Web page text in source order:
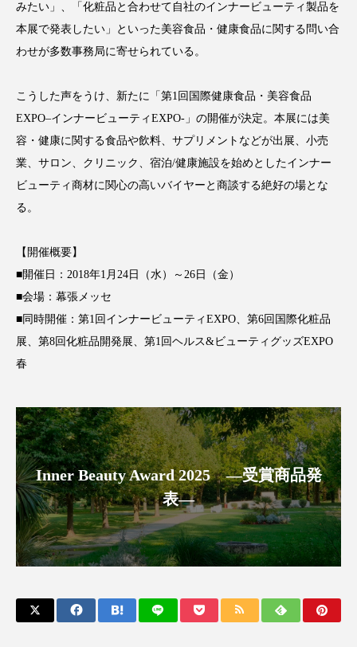
インナービューティーアワード2025受賞商品
ウェルビーイング エイジングケア
エクソソーム オーガニック オゾン
クルエルティフリー
クローズアップ
コルチゾール サステナビリティ
サステナブル美容 サプライチェーン
サプリ サロンクレンジング サロン戦略
サロン経営 サロン連略 シャネル
スカルプ クレンジング 頻度 スカルプケア
スキンケア スキンケア 習慣
みたい」、「化粧品と合わせて自社のインナービューティ製品を
本展で発表したい」といった美容食品・健康食品に関する問い合
わせが多数事務局に寄せられている。
こうした声をうけ、新たに「第1回国際健康食品・美容食品
EXPO–インナービューティEXPO-」の開催が決定。本展には美
容・健康に関する食品や飲料、サプリメントなどが出展、小売
業、サロン、クリニック、宿泊/健康施設を始めとしたインナー
ビューティ商材に関心の高いバイヤーと商談する絶好の場とな
る。
【開催概要】
■開催日：2018年1月24日（水）～26日（金）
■会場：幕張メッセ
■同時開催：第1回インナービューティEXPO、第6回国際化粧品
展、第8回化粧品開発展、第1回ヘルス&ビューティグッズEXPO
春
Inner Beauty Award 2025 ―受賞商品発
表―